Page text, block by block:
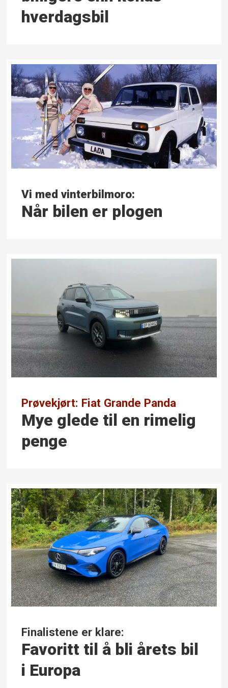
hverdagsbil
Vi med vinterbilmoro:
Når bilen er plogen
Prøvekjørt: Fiat Grande Panda
Mye glede til en rimelig
penge
Finalistene er klare:
Favoritt til å bli årets bil
i Europa